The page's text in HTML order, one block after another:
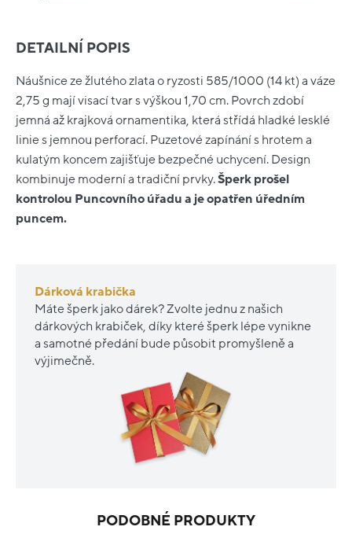
DETAILNÍ POPIS
Náušnice ze žlutého zlata o ryzosti 585/1000 (14 kt) a váze
2,75 g mají visací tvar s výškou 1,70 cm. Povrch zdobí
jemná až krajková ornamentika, která střídá hladké lesklé
linie s jemnou perforací. Puzetové zapínání s hrotem a
kulatým koncem zajišťuje bezpečné uchycení. Design
kombinuje moderní a tradiční prvky.Šperk prošel
kontrolou Puncovního úřadu a je opatřen úředním
puncem.
Dárková krabička
Máte šperk jako dárek? Zvolte jednu z našich
dárkových krabiček, díky které šperk lépe vynikne
a samotné předání bude působit promyšleně a
výjimečně.
PODOBNÉ PRODUKTY